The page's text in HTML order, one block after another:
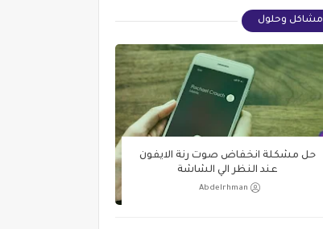
مشاكل وحلول
حل مشكلة انخفاض صوت رنة الايفون
عند النظر الي الشاشة
Abdelrhman